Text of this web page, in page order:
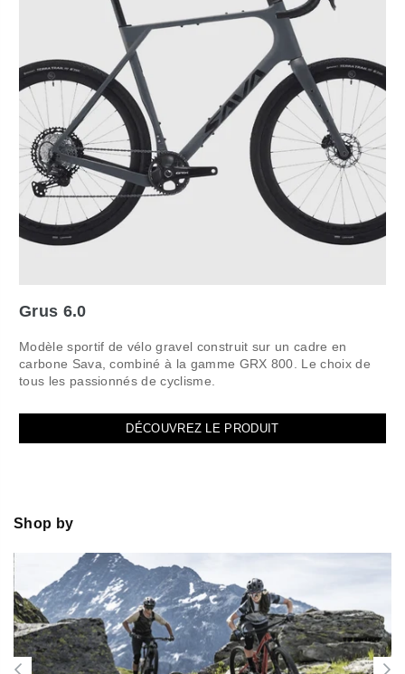
Grus 6.0
Modèle sportif de vélo gravel construit sur un cadre en
carbone Sava, combiné à la gamme GRX 800. Le choix de
tous les passionnés de cyclisme.
DÉCOUVREZ LE PRODUIT
Shop by